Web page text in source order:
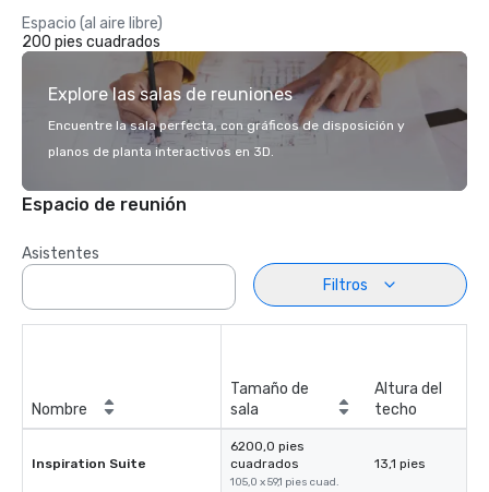
Espacio (al aire libre)
200 pies cuadrados
Explore las salas de reuniones
Encuentre la sala perfecta, con gráficos de disposición y
planos de planta interactivos en 3D.
Espacio de reunión
Asistentes
Filtros
Nombre
Tamaño de
sala
Altura del
techo
Inspiration Suite
6200,0 pies
cuadrados
105,0 x 59,1 pies cuad.
13,1 pies